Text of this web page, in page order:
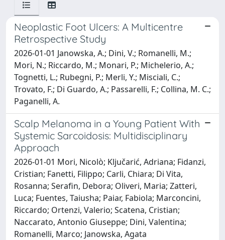
Neoplastic Foot Ulcers: A Multicentre
Retrospective Study
2026-01-01 Janowska, A.; Dini, V.; Romanelli, M.;
Mori, N.; Riccardo, M.; Monari, P.; Michelerio, A.;
Tognetti, L.; Rubegni, P.; Merli, Y.; Misciali, C.;
Trovato, F.; Di Guardo, A.; Passarelli, F.; Collina, M. C.;
Paganelli, A.
Scalp Melanoma in a Young Patient With
Systemic Sarcoidosis: Multidisciplinary
Approach
2026-01-01 Mori, Nicolò; Ključarić, Adriana; Fidanzi,
Cristian; Fanetti, Filippo; Carli, Chiara; Di Vita,
Rosanna; Serafin, Debora; Oliveri, Maria; Zatteri,
Luca; Fuentes, Taiusha; Paiar, Fabiola; Marconcini,
Riccardo; Ortenzi, Valerio; Scatena, Cristian;
Naccarato, Antonio Giuseppe; Dini, Valentina;
Romanelli, Marco; Janowska, Agata